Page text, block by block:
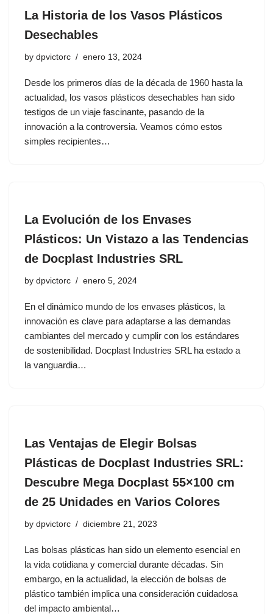
La Historia de los Vasos Plásticos
Desechables
by dpvictorc enero 13, 2024
Desde los primeros días de la década de 1960 hasta la
actualidad, los vasos plásticos desechables han sido
testigos de un viaje fascinante, pasando de la
innovación a la controversia. Veamos cómo estos
simples recipientes…
La Evolución de los Envases
Plásticos: Un Vistazo a las Tendencias
de Docplast Industries SRL
by dpvictorc enero 5, 2024
En el dinámico mundo de los envases plásticos, la
innovación es clave para adaptarse a las demandas
cambiantes del mercado y cumplir con los estándares
de sostenibilidad. Docplast Industries SRL ha estado a
la vanguardia…
Las Ventajas de Elegir Bolsas
Plásticas de Docplast Industries SRL:
Descubre Mega Docplast 55×100 cm
de 25 Unidades en Varios Colores
by dpvictorc diciembre 21, 2023
Las bolsas plásticas han sido un elemento esencial en
la vida cotidiana y comercial durante décadas. Sin
embargo, en la actualidad, la elección de bolsas de
plástico también implica una consideración cuidadosa
del impacto ambiental…